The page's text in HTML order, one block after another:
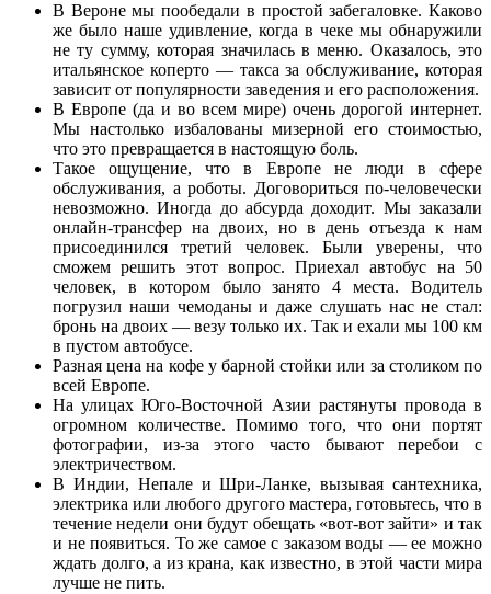
В Вероне мы пообедали в простой забегаловке. Каково
же было наше удивление, когда в чеке мы обнаружили
не ту сумму, которая значилась в меню. Оказалось, это
итальянское коперто — такса за обслуживание, которая
зависит от популярности заведения и его расположения.
В Европе (да и во всем мире) очень дорогой интернет.
Мы настолько избалованы мизерной его стоимостью,
что это превращается в настоящую боль.
Такое ощущение, что в Европе не люди в сфере
обслуживания, а роботы. Договориться по-человечески
невозможно. Иногда до абсурда доходит. Мы заказали
онлайн-трансфер на двоих, но в день отъезда к нам
присоединился третий человек. Были уверены, что
сможем решить этот вопрос. Приехал автобус на 50
человек, в котором было занято 4 места. Водитель
погрузил наши чемоданы и даже слушать нас не стал:
бронь на двоих — везу только их. Так и ехали мы 100 км
в пустом автобусе.
Разная цена на кофе у барной стойки или за столиком по
всей Европе.
На улицах Юго-Восточной Азии растянуты провода в
огромном количестве. Помимо того, что они портят
фотографии, из-за этого часто бывают перебои с
электричеством.
В Индии, Непале и Шри-Ланке, вызывая сантехника,
электрика или любого другого мастера, готовьтесь, что в
течение недели они будут обещать «вот-вот зайти» и так
и не появиться. То же самое с заказом воды — ее можно
ждать долго, а из крана, как известно, в этой части мира
лучше не пить.